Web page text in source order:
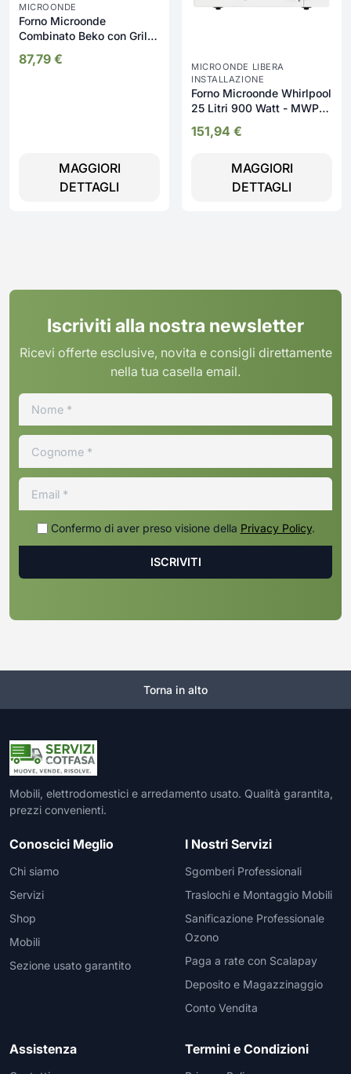
MICROONDE
Forno Microonde
Combinato Beko con Grill
800 Watt con Funzione
87,79 €
MAGGIORI
DETTAGLI
MICROONDE LIBERA
INSTALLAZIONE
Forno Microonde Whirlpool
25 Litri 900 Watt - MWP
151,94 €
MAGGIORI
DETTAGLI
Iscriviti alla nostra newsletter
Ricevi offerte esclusive, novita e consigli direttamente
nella tua casella email.
Confermo di aver preso visione della Privacy Policy.
Torna in alto
Mobili, elettrodomestici e arredamento usato. Qualità garantita,
prezzi convenienti.
Conoscici Meglio
Chi siamo
Servizi
Shop
Mobili
Sezione usato garantito
I Nostri Servizi
Sgomberi Professionali
Traslochi e Montaggio Mobili
Sanificazione Professionale
Ozono
Paga a rate con Scalapay
Deposito e Magazzinaggio
Conto Vendita
Assistenza Termini e Condizioni